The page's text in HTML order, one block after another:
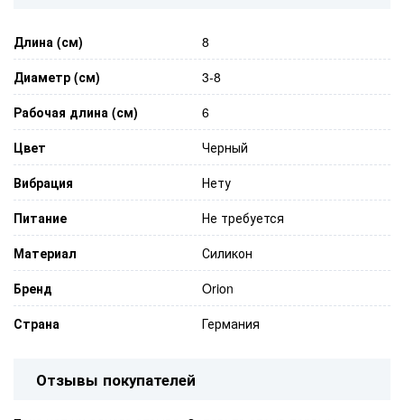
Длина (см)
8
Диаметр (см)
3-8
Рабочая длина (см)
6
Цвет
Черный
Вибрация
Нету
Питание
Не требуется
Материал
Силикон
Бренд
Orion
Страна
Германия
Отзывы покупателей